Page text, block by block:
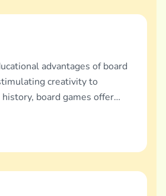
advantages of board
creativity to
board games offer